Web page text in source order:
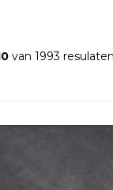
van 1993 resulaten